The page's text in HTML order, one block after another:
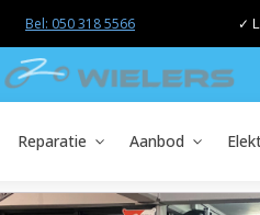
Bel: 050 318 5566 ✓
Reparatie Aanbod